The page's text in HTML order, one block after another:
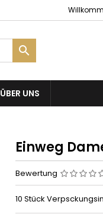

ÜBER UNS
Einweg
Bewertung
10 Stück